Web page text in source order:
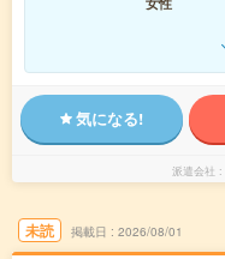
気になる!
派遣会社
未読 掲載日 2026/08/01